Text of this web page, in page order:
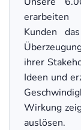
erarbeiten
Kunden
ihrer
Ideen und
Wirkung
auslösen.